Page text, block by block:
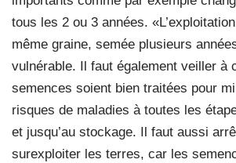
tous les 2 ou 3 années.
même graine, semée plusieurs
vulnérable. Il faut également veiller à
semences soient bien traitées pour
risques de maladies à toutes les
et jusqu’au stockage. Il faut aussi
surexploiter les terres, car les